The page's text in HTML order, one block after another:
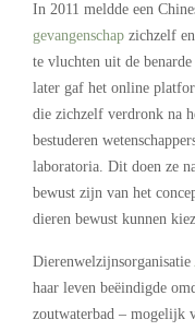
In 2011 meldde een
gevangenschap zichzelf
te vluchten uit de
later gaf het online
die zichzelf verdronk na
bestuderen
laboratoria. Dit doen ze
bewust zijn van het
dieren bewust kunnen
Dierenwelzijnsorganisatie
haar leven beëindigde
zoutwaterbad – mogelijk